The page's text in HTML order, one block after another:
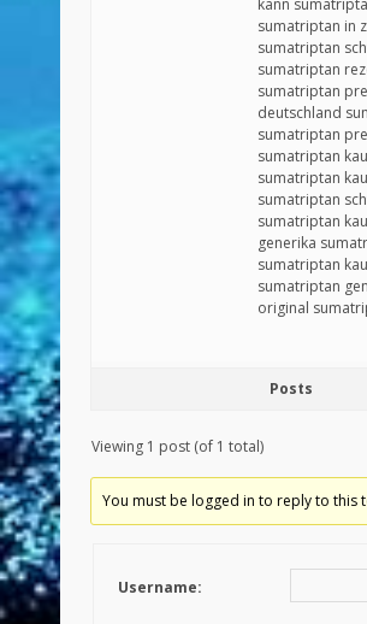
kann
sumatriptan in
sumatriptan
sumatriptan
sumatriptan
deutschland
sumatriptan
sumatriptan
sumatriptan
sumatriptan
sumatriptan
generika
sumatriptan
sumatriptan
original
Posts
Viewing 1 post (of 1 total)
You must be logged in to reply to this
Username: